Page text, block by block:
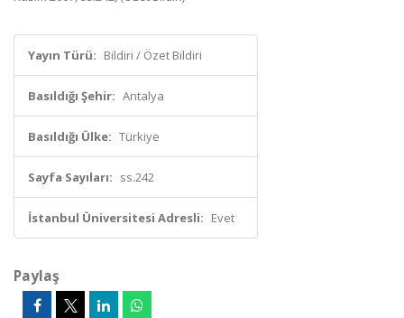
Yayın Türü: Bildiri / Özet Bildiri
Basıldığı Şehir: Antalya
Basıldığı Ülke: Türkiye
Sayfa Sayıları: ss.242
İstanbul Üniversitesi Adresli: Evet
Paylaş